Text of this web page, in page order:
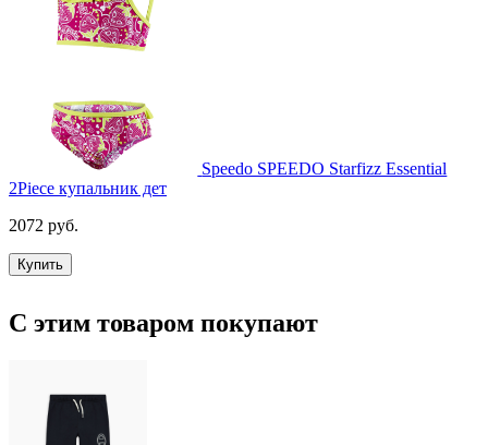
Speedo SPEEDO Starfizz Essential
2Piece купальник дет
2072 руб.
Купить
С этим товаром покупают